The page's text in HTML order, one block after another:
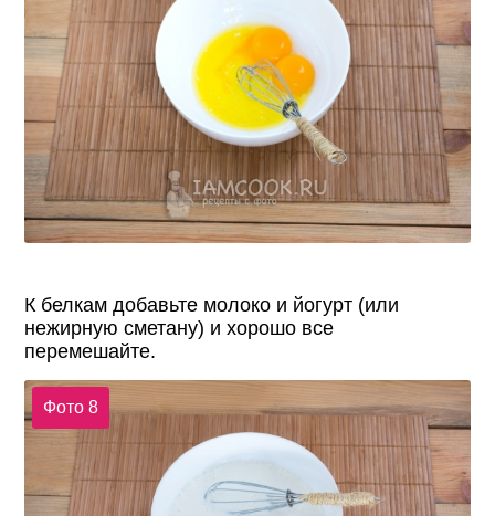
К белкам добавьте молоко и йогурт (или
нежирную сметану) и хорошо все
перемешайте.
Фото 8